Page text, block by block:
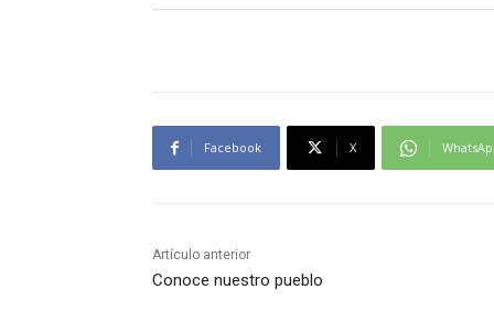
Facebook X
Artículo anterior
Conoce nuestro pueblo